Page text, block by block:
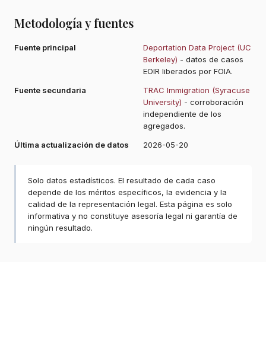
Metodología y fuentes
Fuente principal
Deportation Data Project (UC
Berkeley) - datos de casos
EOIR liberados por FOIA.
Fuente secundaria
TRAC Immigration (Syracuse
University) - corroboración
independiente de los
agregados.
Última actualización de datos
2026-05-20
Solo datos estadísticos. El resultado de cada caso
depende de los méritos específicos, la evidencia y la
calidad de la representación legal. Esta página es solo
informativa y no constituye asesoría legal ni garantía de
ningún resultado.